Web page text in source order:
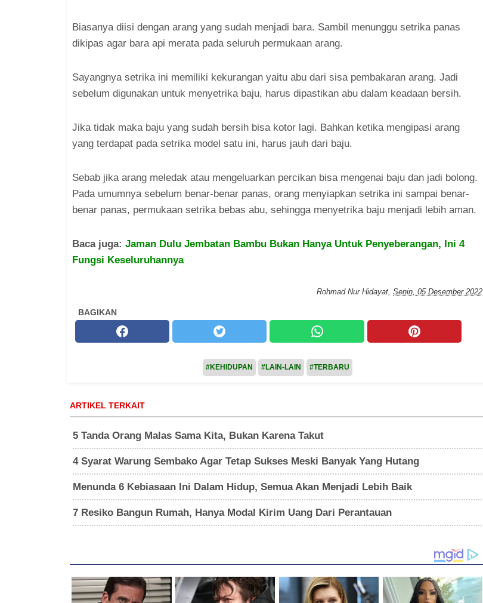
Biasanya diisi dengan arang yang sudah menjadi bara. Sambil menunggu setrika panas
dikipas agar bara api merata pada seluruh permukaan arang.
Sayangnya setrika ini memiliki kekurangan yaitu abu dari sisa pembakaran arang. Jadi
sebelum digunakan untuk menyetrika baju, harus dipastikan abu dalam keadaan bersih.
Jika tidak maka baju yang sudah bersih bisa kotor lagi. Bahkan ketika mengipasi arang
yang terdapat pada setrika model satu ini, harus jauh dari baju.
Sebab jika arang meledak atau mengeluarkan percikan bisa mengenai baju dan jadi bolong.
Pada umumnya sebelum benar-benar panas, orang menyiapkan setrika ini sampai benar-
benar panas, permukaan setrika bebas abu, sehingga menyetrika baju menjadi lebih aman.
Baca juga: Jaman Dulu Jembatan Bambu Bukan Hanya Untuk Penyeberangan, Ini 4
Fungsi Keseluruhannya
Rohmad Nur Hidayat, Senin, 05 Desember 2022
BAGIKAN
#KEHIDUPAN #LAIN-LAIN #TERBARU
ARTIKEL TERKAIT
5 Tanda Orang Malas Sama Kita, Bukan Karena Takut
4 Syarat Warung Sembako Agar Tetap Sukses Meski Banyak Yang Hutang
Menunda 6 Kebiasaan Ini Dalam Hidup, Semua Akan Menjadi Lebih Baik
7 Resiko Bangun Rumah, Hanya Modal Kirim Uang Dari Perantauan